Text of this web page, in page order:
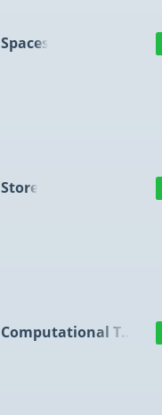
Spaces
Store
Computational T…